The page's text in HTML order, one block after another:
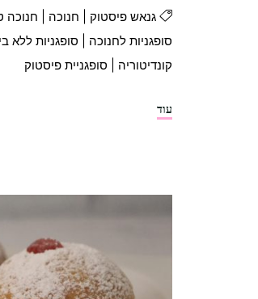
גנאש פיסטוק| חנוכה חנוכה
סופגניות לחנוכה
סופגניות ללא
קונדיטוריה
סופגניית פיסטוק
עוד"סופגניות